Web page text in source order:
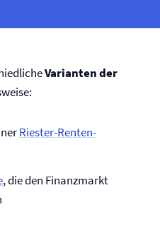
Varianten der
Riester-Renten­
, die den Finanzmarkt